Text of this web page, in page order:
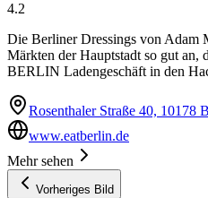
4.2
Die Berliner Dressings von Adam
Märkten der Hauptstadt so gut an,
BERLIN Ladengeschäft in den
Rosenthaler Straße 40, 10178
www.eatberlin.de
Mehr sehen
Vorheriges Bild